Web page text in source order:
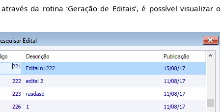
da rotina ‘Geração de Editais’, é possível visualizar